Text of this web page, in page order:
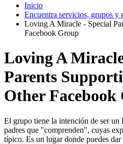
Inicio
Encuentra servicios, grupos y
Loving A Miracle - Special
Facebook Group
Loving A
Parents
Other Facebook
El grupo tiene la intención de ser un
padres que "comprenden", cuyas
típico. Es un lugar donde puedes